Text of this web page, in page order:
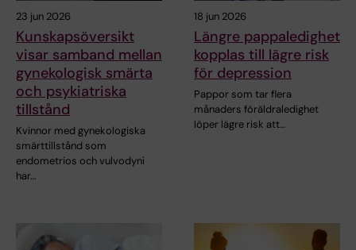
23 jun 2026
Kunskapsöversikt
visar samband mellan
gynekologisk smärta
och psykiatriska
tillstånd
Kvinnor med gynekologiska
smärttillstånd som
endometrios och vulvodyni
har…
18 jun 2026
Längre pappaledighet
kopplas till lägre risk
för depression
Pappor som tar flera
månaders föräldraledighet
löper lägre risk att…